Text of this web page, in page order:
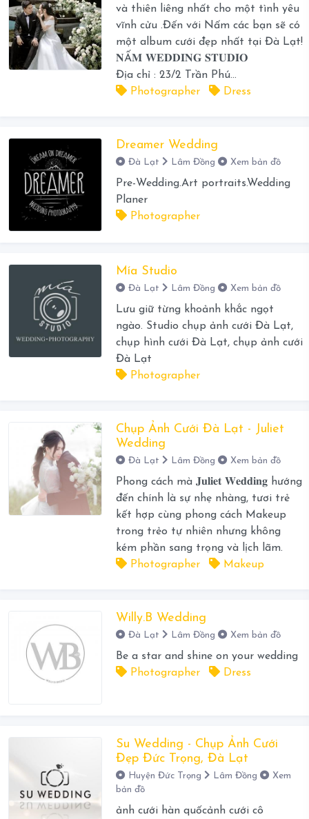
và thiên liêng nhất cho một tình yêu
vĩnh cửu .Đến với Nấm các bạn sẽ có
một album cưới đẹp nhất tại Đà Lạt!
𝐍Ấ𝐌 𝐖𝐄𝐃𝐃𝐈𝐍𝐆 𝐒𝐓𝐔𝐃𝐈𝐎
Địa chỉ : 23/2 Trần Phú...
Photographer
Dress
Dreamer Wedding
Đà Lạt Lâm Đồng Xem bản đồ
Pre-Wedding.Art portraits.Wedding
Planer
Photographer
Mía Studio
Đà Lạt Lâm Đồng Xem bản đồ
Lưu giữ từng khoảnh khắc ngọt
ngào. Studio chụp ảnh cưới Đà Lạt,
chụp hình cưới Đà Lạt, chụp ảnh cưới
Đà Lạt
Photographer
Chụp Ảnh Cưới Đà Lạt - Juliet
Wedding
Đà Lạt Lâm Đồng Xem bản đồ
Phong cách mà 𝐉𝐮𝐥𝐢𝐞𝐭 𝐖𝐞𝐝𝐝𝐢𝐧𝐠 hướng
đến chính là sự nhẹ nhàng, tươi trẻ
kết hợp cùng phong cách Makeup
trong trẻo tự nhiên nhưng không
kém phần sang trọng và lịch lãm.
Photographer
Makeup
Willy.B Wedding
Đà Lạt Lâm Đồng Xem bản đồ
Be a star and shine on your wedding
Photographer
Dress
Su Wedding - Chụp Ảnh Cưới
Đẹp Đức Trọng, Đà Lạt
Huyện Đức Trọng Lâm Đồng
Xem
bản đồ
ảnh cưới hàn quốcảnh cưới cô